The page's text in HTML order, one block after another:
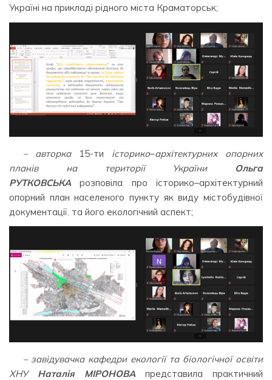
Україні на прикладі рідного міста Краматорськ;
– авторка15-ти історико–архітектурних опорних
планів на території України
Ольга
РУТКОВСЬКА розповіла про історико–архітектурний
опорний план населеного пункту як виду містобудівної
документації. та його екологічний аспект;
– завідувачка кафедри екології та біологічної освіти
ХНУ Наталія МІРОНОВА представила практичний